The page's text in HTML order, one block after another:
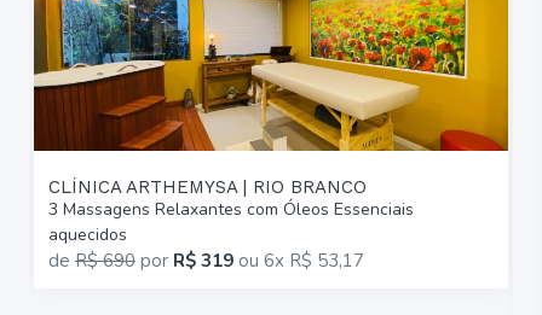
CLÍNICA ARTHEMYSA | RIO BRANCO
3 Massagens Relaxantes com Óleos Essenciais
aquecidos
de R$ 690 por R$ 319 ou 6x R$ 53,17